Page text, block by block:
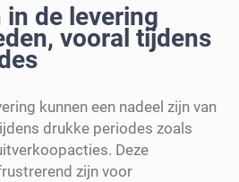
de levering
vooral tijdens
kunnen een nadeel zijn van
drukke periodes zoals
Deze
zijn voor